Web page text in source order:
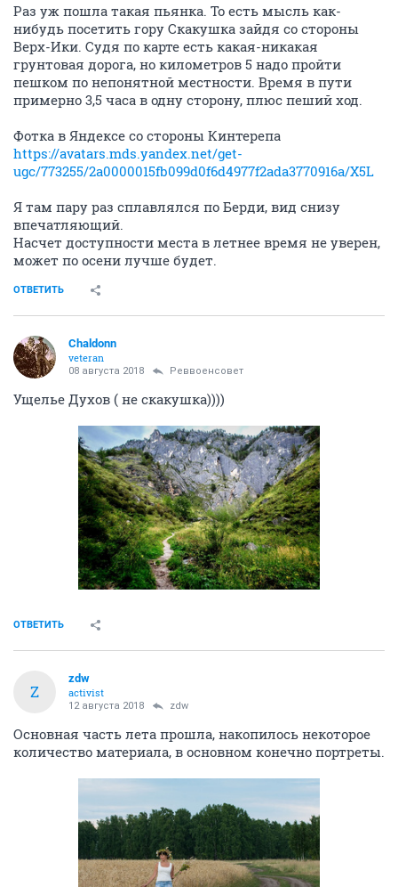
Раз уж пошла такая пьянка. То есть мысль как-
нибудь посетить гору Скакушка зайдя со стороны
Верх-Ики. Судя по карте есть какая-никакая
грунтовая дорога, но километров 5 надо пройти
пешком по непонятной местности. Время в пути
примерно 3,5 часа в одну сторону, плюс пеший ход.
Фотка в Яндексе со стороны Кинтерепа
https://avatars.mds.yandex.net/get-
ugc/773255/2a0000015fb099d0f6d4977f2ada3770916a/X5L
Я там пару раз сплавлялся по Берди, вид снизу
впечатляющий.
Насчет доступности места в летнее время не уверен,
может по осени лучше будет.
ОТВЕТИТЬ
Chaldonn
veteran
08 августа 2018 Реввоенсовет
Ущелье Духов ( не скакушка))))
ОТВЕТИТЬ
Z
zdw
activist
12 августа 2018 zdw
Основная часть лета прошла, накопилось некоторое
количество материала, в основном конечно портреты.